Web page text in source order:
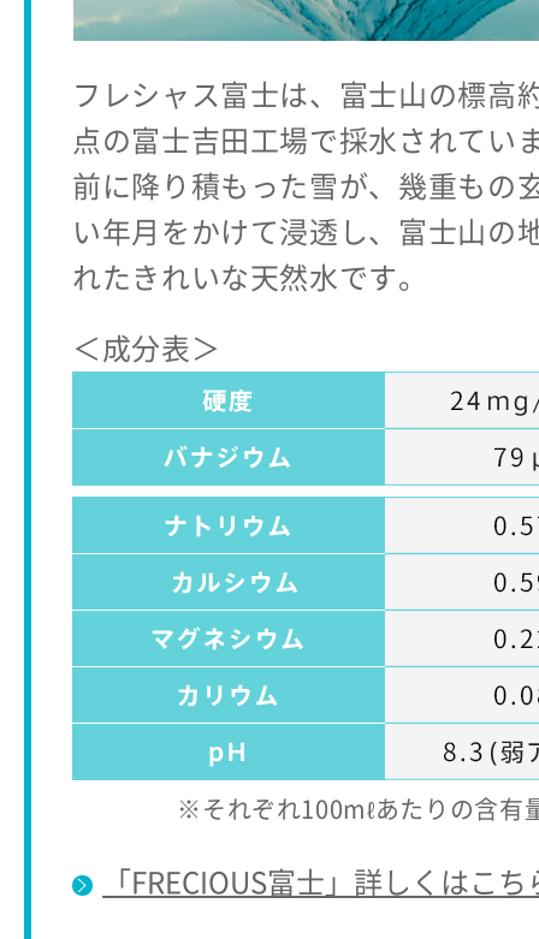
フレシャス富士は、富士山の標高
点の富士吉田工場で採水されてい
前に降り積もった雪が、幾重もの
い年月をかけて浸透し、富士山の
れたきれいな天然水です。
＜成分表＞
※それぞれ100mℓあたりの含有
「FRECIOUS富士」詳しくはこち